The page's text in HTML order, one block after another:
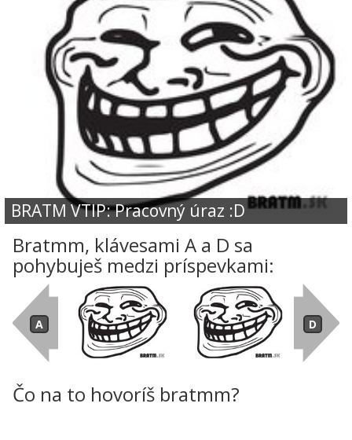
BRATM VTIP: Pracovný úraz :D
Bratmm, klávesami A a D sa
pohybuješ medzi príspevkami:
Čo na to hovoríš bratmm?